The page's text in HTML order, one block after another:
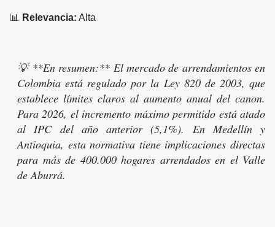
📊 Relevancia: Alta
💡 **En resumen:** El mercado de arrendamientos en
Colombia está regulado por la Ley 820 de 2003, que
establece límites claros al aumento anual del canon.
Para 2026, el incremento máximo permitido está atado
al IPC del año anterior (5,1%). En Medellín y
Antioquia, esta normativa tiene implicaciones directas
para más de 400.000 hogares arrendados en el Valle
de Aburrá.